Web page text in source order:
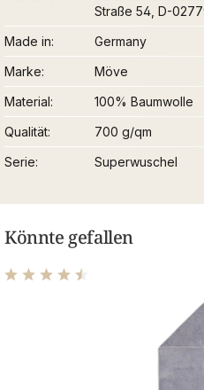
Straße 54, D-
Made in
Germany
Marke
Möve
Material
100% Baumwolle
Qualität
700 g/qm
Serie
Superwuschel
Könnte gefallen
Durchschnittliche